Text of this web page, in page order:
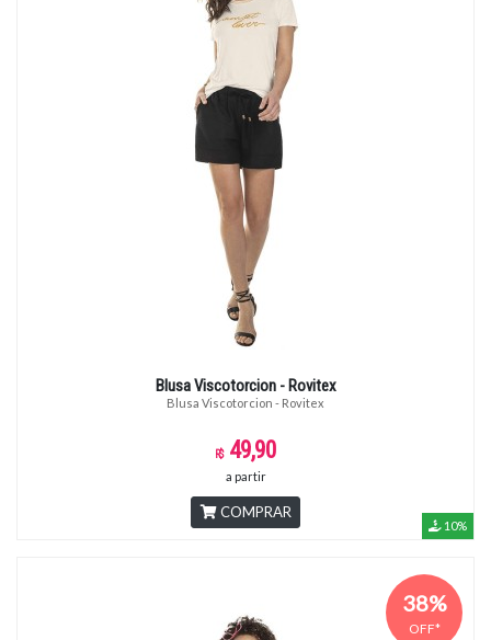
Blusa Viscotorcion - Rovitex
Blusa Viscotorcion - Rovitex
49,90
a partir
COMPRAR
10%
38%
OFF*